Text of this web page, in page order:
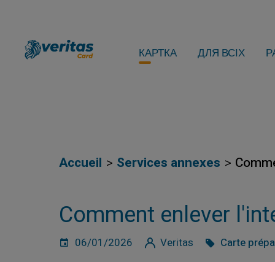
КАРТКА ДЛЯ ВСІХ
Accueil Services annexes
Comment enlever
06/01/2026 Veritas Carte